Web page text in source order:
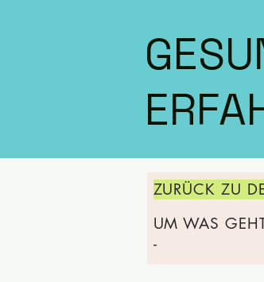
ZURÜCK ZU
UM WAS
-